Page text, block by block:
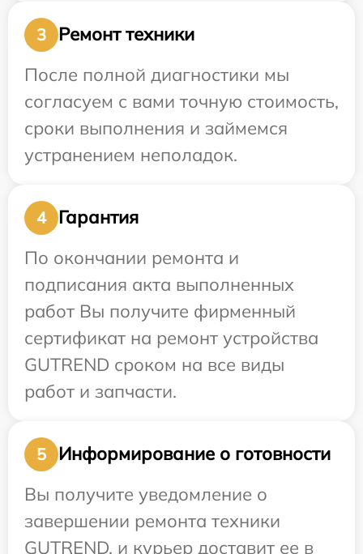
3
Ремонт техники
После полной диагностики мы
согласуем с вами точную стоимость,
сроки выполнения и займемся
устранением неполадок.
4
Гарантия
По окончании ремонта и
подписания акта выполненных
работ Вы получите фирменный
сертификат на ремонт устройства
GUTREND сроком на все виды
работ и запчасти.
5
Информирование о готовности
Вы получите уведомление о
завершении ремонта техники
GUTREND, и курьер доставит ее в